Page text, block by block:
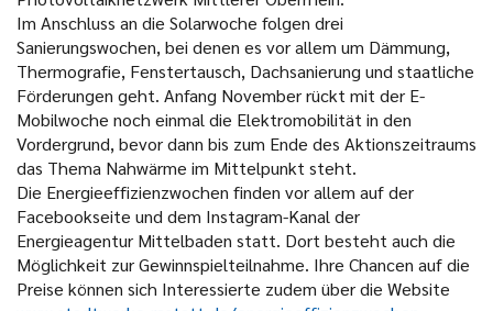
Im Anschluss an die Solarwoche folgen drei
Sanierungswochen, bei denen es vor allem um Dämmung,
Thermografie, Fenstertausch, Dachsanierung und staatliche
Förderungen geht. Anfang November rückt mit der E-
Mobilwoche noch einmal die Elektromobilität in den
Vordergrund, bevor dann bis zum Ende des Aktionszeitraums
das Thema Nahwärme im Mittelpunkt steht.
Die Energieeffizienzwochen finden vor allem auf der
Facebookseite und dem Instagram-Kanal der
Energieagentur Mittelbaden statt. Dort besteht auch die
Möglichkeit zur Gewinnspielteilnahme. Ihre Chancen auf die
Preise können sich Interessierte zudem über die Website